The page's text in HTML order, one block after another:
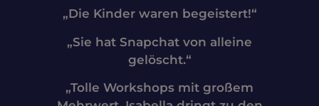
„Die Kinder waren begeistert!“
„Sie hat Snapchat von alleine
gelöscht.“
„Tolle Workshops mit großem